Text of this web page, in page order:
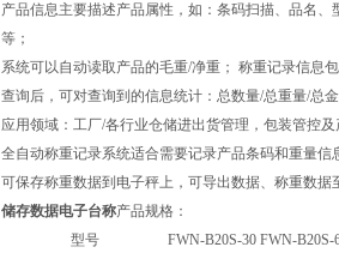
产品信息主要描述产品属性，如：条码扫描、品名
等；
系统可以自动读取产品的毛重/净重； 称重记录信息
查询后，可对查询到的信息统计：总数量/总重量/总
应用领域：工厂/各行业仓储进出货管理，包装管控
全自动称重记录系统适合需要记录产品条码和重量
可保存称重数据到电子秤上，可导出数据、称重数
储存数据电子台称产品规格：
型号
FWN-B20S-30 FWN-B20S-